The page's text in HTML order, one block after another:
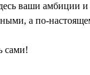
ваши амбиции и
а по-
сами!